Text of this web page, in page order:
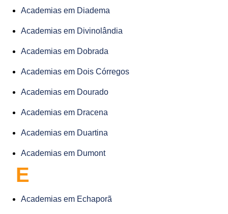
Academias em Diadema
Academias em Divinolândia
Academias em Dobrada
Academias em Dois Córregos
Academias em Dourado
Academias em Dracena
Academias em Duartina
Academias em Dumont
E
Academias em Echaporã